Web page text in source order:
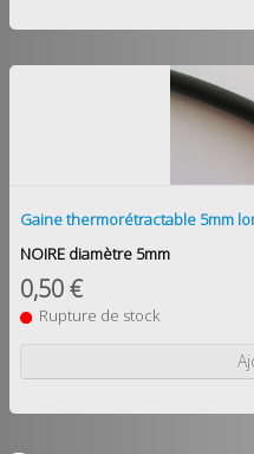
Gaine thermorétractable 5mm
NOIRE diamètre 5mm
0,50 €
Rupture de stock